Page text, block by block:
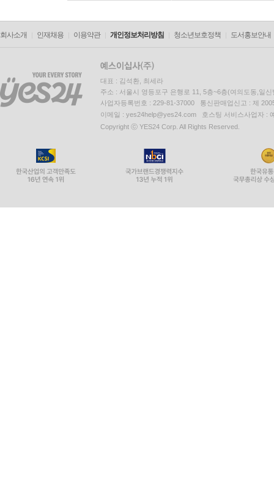
회사소개 인재채용 이용약관 개인정보처리방침 청소년보호정책 도서홍보안내
대표 : 김석환, 최세라
주소 : 서울시 영등포구 은행로 11, 5층~6층(여의도동,일신
사업자등록번호 : 229-81-37000 통신판매업신고 : 제
이메일 : yes24help@yes24.com 호스팅 서비스사업자 :
Copyright ⓒ YES24 Corp. All Rights Reserved.